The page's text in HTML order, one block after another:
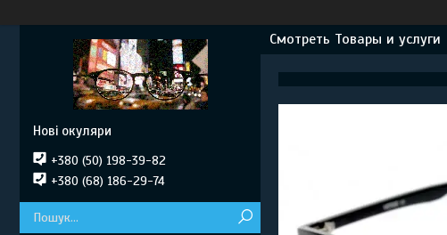
Смотреть Товары и услуги
Нові окуляри
+380 (50) 198-39-82
+380 (68) 186-29-74